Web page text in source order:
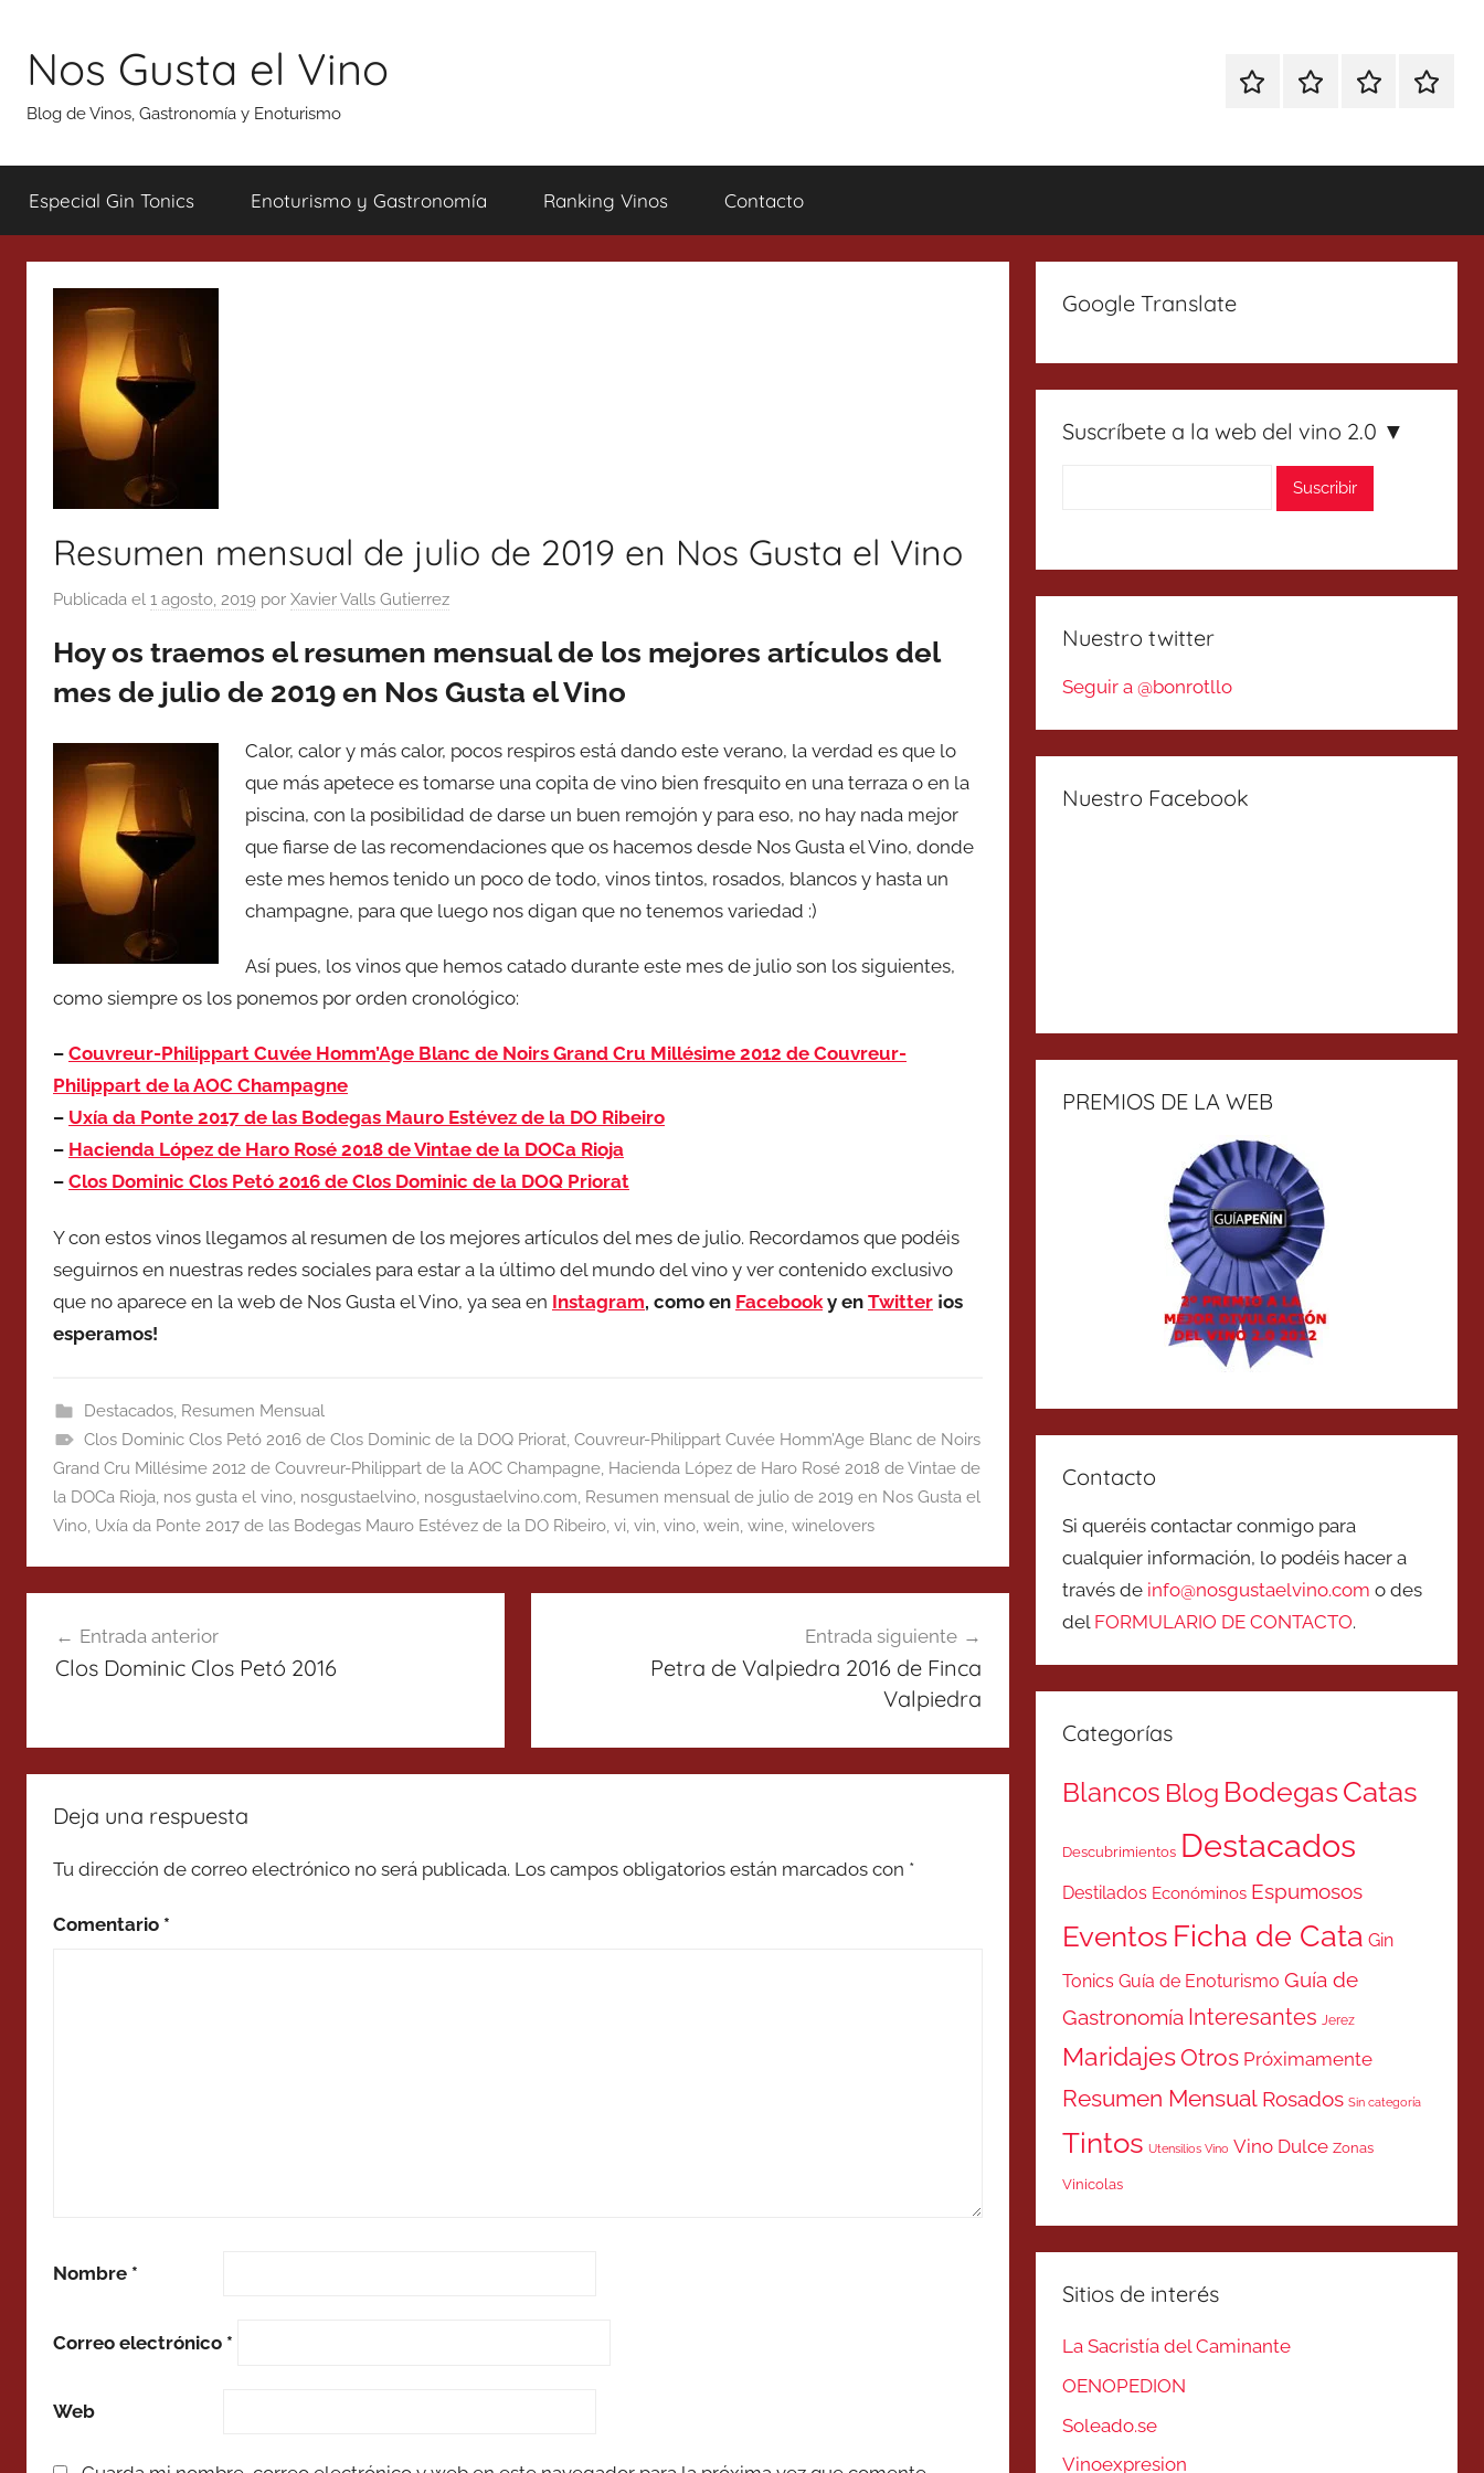
contenido
Nos Gusta el Vino
Blog de Vinos, Gastronomía y Enoturismo
EspecialEnoturismoRanking
Especial Gin Tonics Enoturismo y Gastronomía Ranking Vinos Contacto
Resumen mensual de julio de 2019 en Nos Gusta el Vino
Publicada el 1 agosto, 2019 por Xavier Valls Gutierrez
Hoy os traemos el resumen mensual de los mejores artículos del
mes de julio de 2019 en Nos Gusta el Vino
Calor, calor y más calor, pocos respiros está dando este verano, la verdad es que lo
que más apetece es tomarse una copita de vino bien fresquito en una terraza o en la
piscina, con la posibilidad de darse un buen remojón y para eso, no hay nada mejor
que fiarse de las recomendaciones que os hacemos desde Nos Gusta el Vino, donde
este mes hemos tenido un poco de todo, vinos tintos, rosados, blancos y hasta un
champagne, para que luego nos digan que no tenemos variedad :)
Así pues, los vinos que hemos catado durante este mes de julio son los siguientes,
como siempre os los ponemos por orden cronológico:
– Couvreur-Philippart Cuvée Homm’Age Blanc de Noirs Grand Cru Millésime 2012 de Couvreur-
Philippart de la AOC Champagne
– Uxía da Ponte 2017 de las Bodegas Mauro Estévez de la DO Ribeiro
– Hacienda López de Haro Rosé 2018 de Vintae de la DOCa Rioja
– Clos Dominic Clos Petó 2016 de Clos Dominic de la DOQ Priorat
Y con estos vinos llegamos al resumen de los mejores artículos del mes de julio. Recordamos que podéis
seguirnos en nuestras redes sociales para estar a la último del mundo del vino y ver contenido exclusivo
que no aparece en la web de Nos Gusta el Vino, ya sea en Instagram, como en Facebook y en Twitter ¡os
esperamos!
Destacados, Resumen Mensual
Clos Dominic Clos Petó 2016 de Clos Dominic de la DOQ Priorat, Couvreur-Philippart Cuvée Homm’Age Blanc de Noirs
Grand Cru Millésime 2012 de Couvreur-Philippart de la AOC Champagne Hacienda López de Haro Rosé 2018 de Vintae de
la DOCa Rioja nos gusta el vino nosgustaelvino nosgustaelvino.com Resumen mensual de julio de 2019 en Nos Gusta el
Vino Uxía da Ponte 2017 de las Bodegas Mauro Estévez de la DO Ribeiro vi vin vino wein wine winelovers
de
Entrada anterior
Clos Dominic Clos Petó 2016
Entrada siguiente
Petra de Valpiedra 2016 de Finca
Valpiedra
Deja una respuesta
Tu dirección de correo electrónico no será publicada. Los campos obligatorios están marcados con *
Comentario *
Nombre *
Correo electrónico *
Web
Google Translate
Suscríbete a la web del vino 2.0 ▼
Nuestro twitter
Seguir a @bonrotllo
Nuestro Facebook
PREMIOS DE LA WEB
Contacto
Si queréis contactar conmigo para
cualquier información, lo podéis hacer a
través de info@nosgustaelvino.com o des
del FORMULARIO DE CONTACTO.
Categorías
Blancos Blog BodegasCatas
Descubrimientos Destacados
Destilados Económinos Espumosos
Eventos Ficha de Cata Gin
Tonics Guía de Enoturismo Guía de
Gastronomía Interesantes Jerez
MaridajesOtros Próximamente
Resumen Mensual Rosados Sin categoría
Tintos Utensilios Vino Vino Dulce Zonas
Vinicolas
Sitios de interés
La Sacristía del Caminante
OENOPEDION
Soleado.se
Vinoexpresion